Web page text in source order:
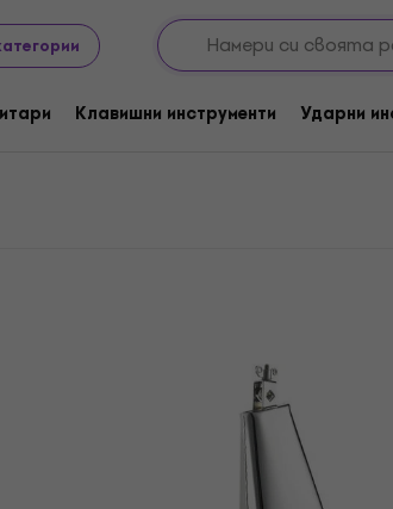
Клавишни инструменти Ударни
Meinl Хлопки